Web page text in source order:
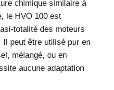
chimique similaire à
le HVO 100 est
totalité des moteurs
Il peut être utilisé pur en
mélangé, ou en
aucune adaptation